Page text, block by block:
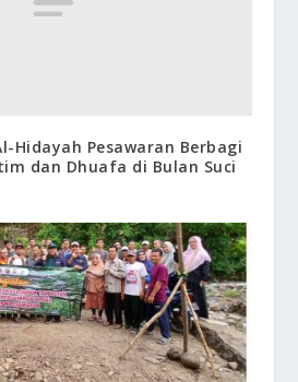
Hidayah Pesawaran Berbagi
dan Dhuafa di Bulan Suci